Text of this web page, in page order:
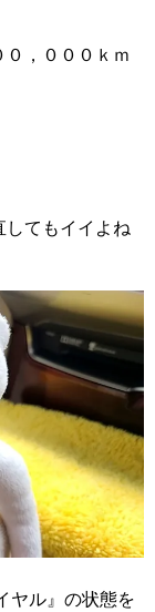
，０００ｋｍ
てもイイよね
ヤル』の状態を